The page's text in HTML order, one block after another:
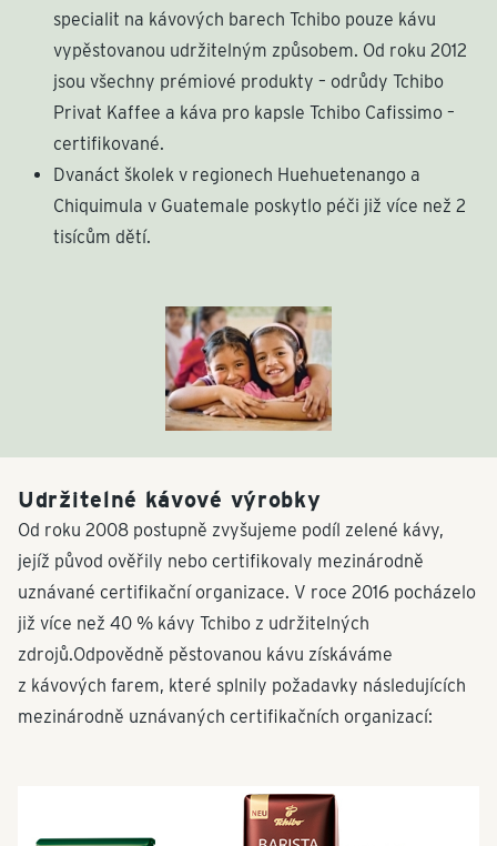
specialit na kávových barech Tchibo pouze kávu
vypěstovanou udržitelným způsobem. Od roku 2012
jsou všechny prémiové produkty – odrůdy Tchibo
Privat Kaffee a káva pro kapsle Tchibo Cafissimo –
certifikované.
Dvanáct školek v regionech Huehuetenango a
Chiquimula v Guatemale poskytlo péči již více než 2
tisícům dětí.
Udržitelné kávové výrobky
Od roku 2008 postupně zvyšujeme podíl zelené kávy,
jejíž původ ověřily nebo certifikovaly mezinárodně
uznávané certifikační organizace. V roce 2016 pocházelo
již více než 40 % kávy Tchibo z udržitelných
zdrojů.Odpovědně pěstovanou kávu získáváme
z kávových farem, které splnily požadavky následujících
mezinárodně uznávaných certifikačních organizací: